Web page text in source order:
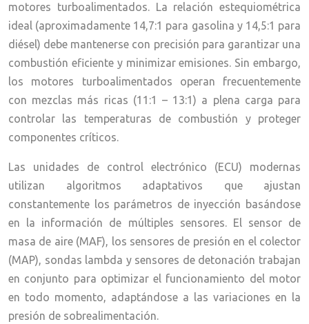
motores turboalimentados. La relación estequiométrica
ideal (aproximadamente 14,7:1 para gasolina y 14,5:1 para
diésel) debe mantenerse con precisión para garantizar una
combustión eficiente y minimizar emisiones. Sin embargo,
los motores turboalimentados operan frecuentemente
con mezclas más ricas (11:1 – 13:1) a plena carga para
controlar las temperaturas de combustión y proteger
componentes críticos.
Las unidades de control electrónico (ECU) modernas
utilizan algoritmos adaptativos que ajustan
constantemente los parámetros de inyección basándose
en la información de múltiples sensores. El sensor de
masa de aire (MAF), los sensores de presión en el colector
(MAP), sondas lambda y sensores de detonación trabajan
en conjunto para optimizar el funcionamiento del motor
en todo momento, adaptándose a las variaciones en la
presión de sobrealimentación.